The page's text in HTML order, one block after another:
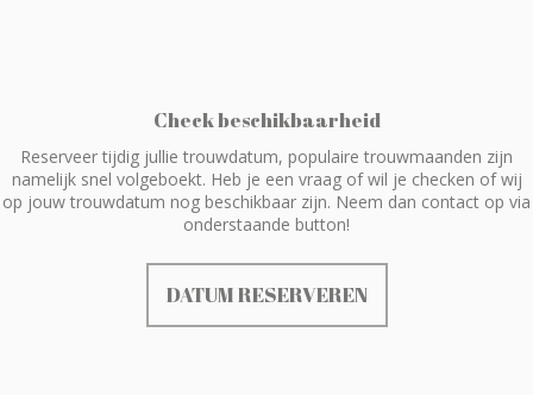
Check beschikbaarheid
Reserveer tijdig jullie trouwdatum, populaire trouwmaanden zijn
namelijk snel volgeboekt. Heb je een vraag of wil je checken of wij
op jouw trouwdatum nog beschikbaar zijn. Neem dan contact op via
onderstaande button!
DATUM RESERVEREN